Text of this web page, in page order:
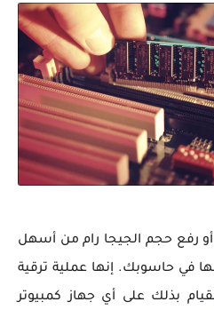
أو رفع حجم الجيجا رام من أسهل
في حاسوبك. إنها عملية ترقية
بذلك على أي جهاز كمبيوتر